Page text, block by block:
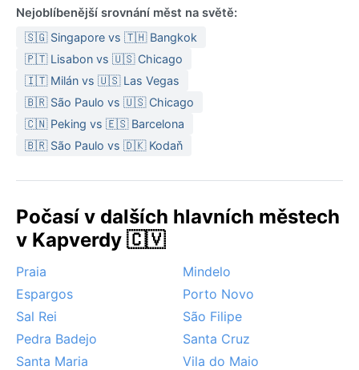
srpna do října, kdy může přijít pár prudkých lijáků.
Vlhkost vzduchu je nízká po většinu roku, což činí
vedra snesitelnějšími. Při balení je nezbytná prodyšná
lehká bavlna, klobouk, sluneční brýle a opalovací
krém; na večery v zimě se hodí lehká bunda.
Nejpříznivější období pro návštěvu nastává od
listopadu do června, kdy je sucho, slunečno a teploty
suchý, prašný vítr vanoucí ze Sahary, který v zimě a
Bouřky nebo hurikány zde nehrozí, což z Assomady
činí stabilní destinaci pro ty, kdo chtějí poznat
autentický rytmus kapverdského venkova bez
rušivých vlivů extrémního počasí.
Nejoblíbenější srovnání měst na světě:
🇸🇬 Singapore vs 🇹🇭 Bangkok
🇵🇹 Lisabon vs 🇺🇸 Chicago
🇮🇹 Milán vs 🇺🇸 Las Vegas
🇧🇷 São Paulo vs 🇺🇸 Chicago
🇨🇳 Peking vs 🇪🇸 Barcelona
🇧🇷 São Paulo vs 🇩🇰 Kodaň
Počasí v dalších hlavních městech
v Kapverdy 🇨🇻
Praia
Mindelo
Espargos
Porto Novo
Sal Rei
São Filipe
Pedra Badejo
Santa Cruz
Santa Maria
Vila do Maio